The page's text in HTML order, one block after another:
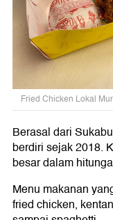
Fried Chicken Lokal
Berasal dari
berdiri sejak 2018.
besar dalam
Menu makanan
fried chicken,